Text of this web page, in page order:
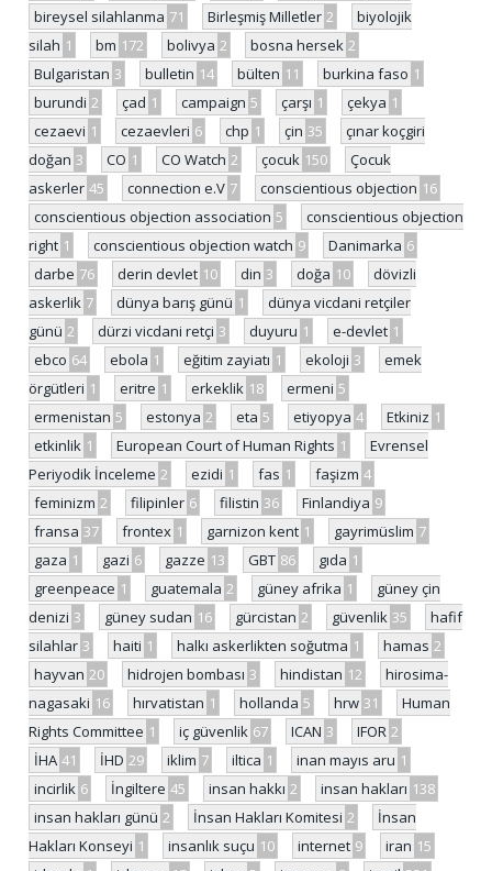
bireysel silahlanma 71 Birleşmiş Milletler 2
biyolojik
silah 1 bm 172 bolivya 2 bosna hersek 2
Bulgaristan 3 bulletin 14 bülten 11 burkina faso 1
burundi 2 çad 1 campaign 5 çarşı 1 çekya 1
cezaevi 1 cezaevleri 6 chp 1 çin 35
çınar koçgiri
doğan 3 CO 1 CO Watch 2 çocuk 150
Çocuk
askerler 45 connection e.V 7 conscientious objection 16
conscientious objection association 5
conscientious objection
right 1 conscientious objection watch 9 Danimarka 6
darbe 76 derin devlet 10 din 3 doğa 10
dövizli
askerlik 7 dünya barış günü 1
dünya vicdani retçiler
günü 2 dürzi vicdani retçi 3 duyuru 1 e-devlet 1
ebco 64 ebola 1 eğitim zayiatı 1 ekoloji 3
emek
örgütleri 1 eritre 1 erkeklik 18 ermeni 5
ermenistan 5 estonya 2 eta 5 etiyopya 4 Etkiniz 1
etkinlik 1 European Court of Human Rights 1
Evrensel
Periyodik İnceleme 2 ezidi 1 fas 1 faşizm 4
feminizm 2 filipinler 6 filistin 36 Finlandiya 9
fransa 37 frontex 1 garnizon kent 1 gayrimüslim 7
gaza 1 gazi 6 gazze 13 GBT 86 gıda 1
greenpeace 1 guatemala 2 güney afrika 1
güney çin
denizi 3 güney sudan 16 gürcistan 2 güvenlik 35
hafif
silahlar 3 haiti 1 halkı askerlikten soğutma 1 hamas 2
hayvan 20 hidrojen bombası 3 hindistan 12
hirosima-
nagasaki 16 hırvatistan 1 hollanda 5 hrw 31
Human
Rights Committee 1 iç güvenlik 67 ICAN 3 IFOR 2
İHA 41 İHD 29 iklim 7 iltica 1 inan mayıs aru 1
incirlik 6 İngiltere 45 insan hakkı 2 insan hakları 138
insan hakları günü 2 İnsan Hakları Komitesi 2
İnsan
Hakları Konseyi 1 insanlık suçu 10 internet 9 iran 15